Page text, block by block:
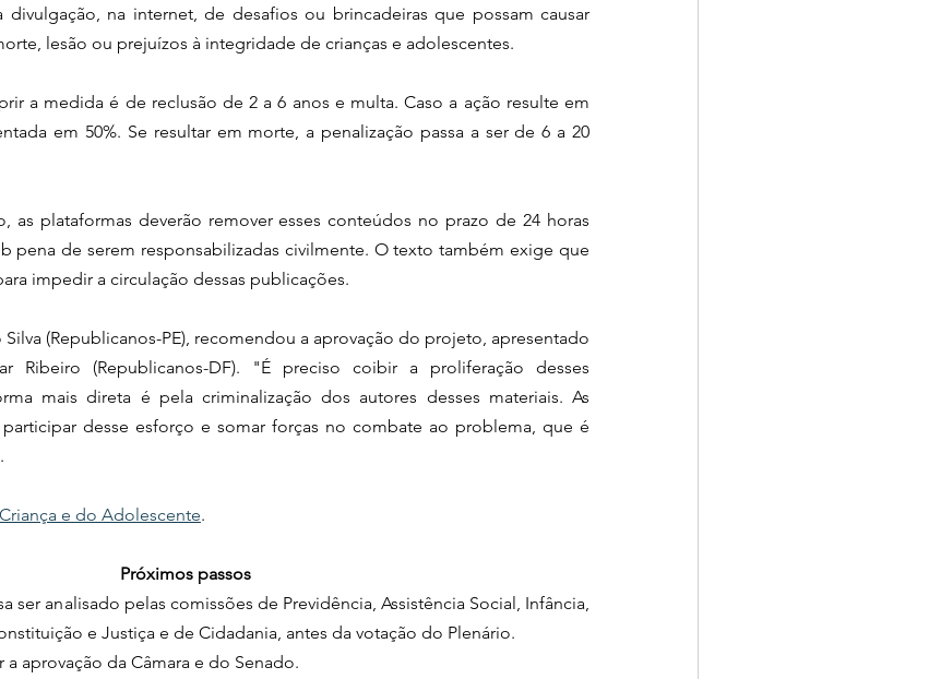
na internet, de desafios ou brincadeiras que possam causar
lesão ou prejuízos à integridade de crianças e adolescentes.
a medida é de reclusão de 2 a 6 anos e multa. Caso a ação resulte em
em 50%. Se resultar em morte, a penalização passa a ser de 6 a 20
as plataformas deverão remover esses conteúdos no prazo de 24 horas
pena de serem responsabilizadas civilmente. O texto também exige que
impedir a circulação dessas publicações.
(Republicanos-PE), recomendou a aprovação do projeto, apresentado
Ribeiro (Republicanos-DF). "É preciso coibir a proliferação desses
mais direta é pela criminalização dos autores desses materiais. As
desse esforço e somar forças no combate ao problema, que é
e do Adolescente.
Próximos passos
ser analisado pelas comissões de Previdência, Assistência Social, Infância,
e Justiça e de Cidadania, antes da votação do Plenário.
a aprovação da Câmara e do Senado.